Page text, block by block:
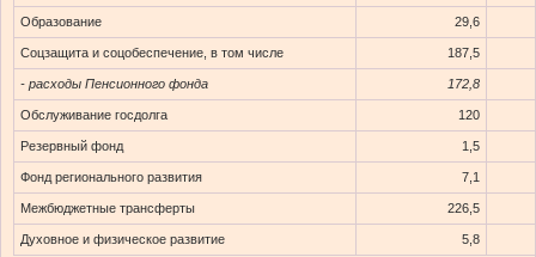
Образование 29,6
Соцзащита и соцобеспечение, в том числе 187,5
- расходы Пенсионного фонда 172,8
Обслуживание госдолга 120
Резервный фонд 1,5
Фонд регионального развития 7,1
Межбюджетные трансферты 226,5
Духовное и физическое развитие 5,8